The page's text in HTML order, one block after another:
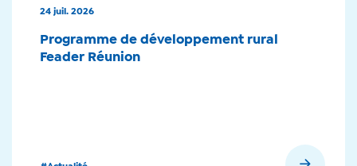
24 juil. 2026
Programme de développement rural
Feader Réunion